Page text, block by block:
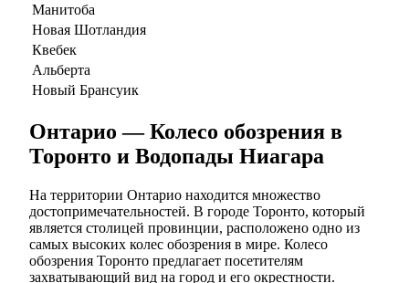
Манитоба
Новая Шотландия
Квебек
Альберта
Новый Брансуик
Онтарио — Колесо обозрения в
Торонто и Водопады Ниагара
На территории Онтарио находится множество
достопримечательностей. В городе Торонто, который
является столицей провинции, расположено одно из
самых высоких колес обозрения в мире. Колесо
обозрения Торонто предлагает посетителям
захватывающий вид на город и его окрестности.